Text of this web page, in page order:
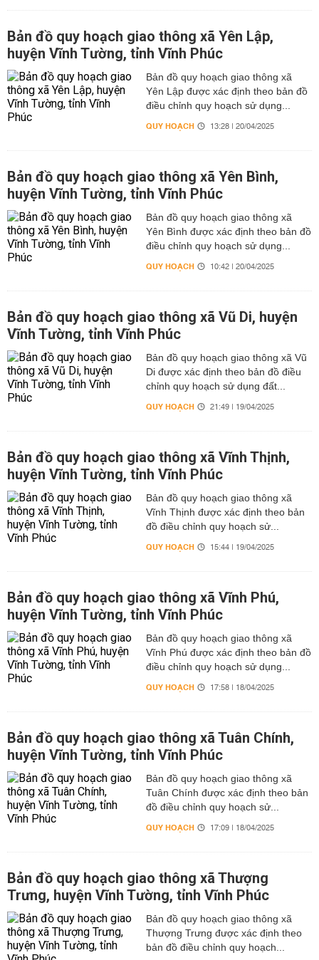
Bản đồ quy hoạch giao thông xã Yên Lập,
huyện Vĩnh Tường, tỉnh Vĩnh Phúc
Bản đồ quy hoạch giao thông xã
Yên Lập được xác định theo bản đồ
điều chỉnh quy hoạch sử dụng...
QUY HOẠCH 13:28 | 20/04/2025
Bản đồ quy hoạch giao thông xã Yên Bình,
huyện Vĩnh Tường, tỉnh Vĩnh Phúc
Bản đồ quy hoạch giao thông xã
Yên Bình được xác định theo bản đồ
điều chỉnh quy hoạch sử dụng...
QUY HOẠCH 10:42 | 20/04/2025
Bản đồ quy hoạch giao thông xã Vũ Di, huyện
Vĩnh Tường, tỉnh Vĩnh Phúc
Bản đồ quy hoạch giao thông xã Vũ
Di được xác định theo bản đồ điều
chỉnh quy hoạch sử dụng đất...
QUY HOẠCH 21:49 | 19/04/2025
Bản đồ quy hoạch giao thông xã Vĩnh Thịnh,
huyện Vĩnh Tường, tỉnh Vĩnh Phúc
Bản đồ quy hoạch giao thông xã
Vĩnh Thịnh được xác định theo bản
đồ điều chỉnh quy hoạch sử...
QUY HOẠCH 15:44 | 19/04/2025
Bản đồ quy hoạch giao thông xã Vĩnh Phú,
huyện Vĩnh Tường, tỉnh Vĩnh Phúc
Bản đồ quy hoạch giao thông xã
Vĩnh Phú được xác định theo bản đồ
điều chỉnh quy hoạch sử dụng...
QUY HOẠCH 17:58 | 18/04/2025
Bản đồ quy hoạch giao thông xã Tuân Chính,
huyện Vĩnh Tường, tỉnh Vĩnh Phúc
Bản đồ quy hoạch giao thông xã
Tuân Chính được xác định theo bản
đồ điều chỉnh quy hoạch sử...
QUY HOẠCH 17:09 | 18/04/2025
Bản đồ quy hoạch giao thông xã Thượng
Trưng, huyện Vĩnh Tường, tỉnh Vĩnh Phúc
Bản đồ quy hoạch giao thông xã
Thượng Trưng được xác định theo
bản đồ điều chỉnh quy hoạch...